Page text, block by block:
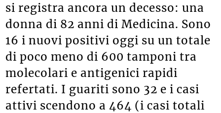
si registra ancora un decesso: una
donna di 82 anni di Medicina. Sono
16 i nuovi positivi oggi su un totale
di poco meno di 600 tamponi tra
molecolari e antigenici rapidi
refertati. I guariti sono 32 e i casi
attivi scendono a 464 (i casi totali